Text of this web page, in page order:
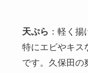
天ぷら ：軽く
特にエビやキス
です。久保田の